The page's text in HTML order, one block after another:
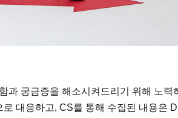
과 궁금증을 해소시켜드리기 위해 노력
대응하고, CS를 통해 수집된 내용은